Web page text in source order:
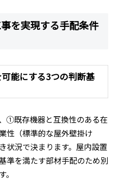
を実現する手配条件
能にする3つの判断基
①既存機器と互換性のある在
性（標準的な屋外壁掛け
状況で決まります。屋内設置
準を満たす部材手配のため別